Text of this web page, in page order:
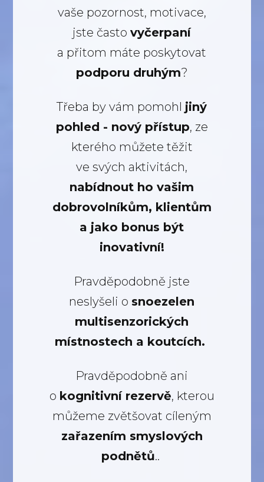
vaše pozornost, motivace,
jste častovyčerpaní
a přitom máte poskytovat
podporu druhým?
Třeba by vám pomohl jiný
pohled - nový přístup, ze
kterého můžete těžit
ve svých aktivitách,
nabídnout ho vašim
dobrovolníkům, klientům
a jako bonus být
inovativní!
Pravděpodobně jste
neslyšeli o snoezelen
multisenzorických
místnostech a koutcích.
Pravděpodobně ani
o kognitivní rezervě, kterou
můžeme zvětšovat cíleným
zařazením smyslových
podnětů..